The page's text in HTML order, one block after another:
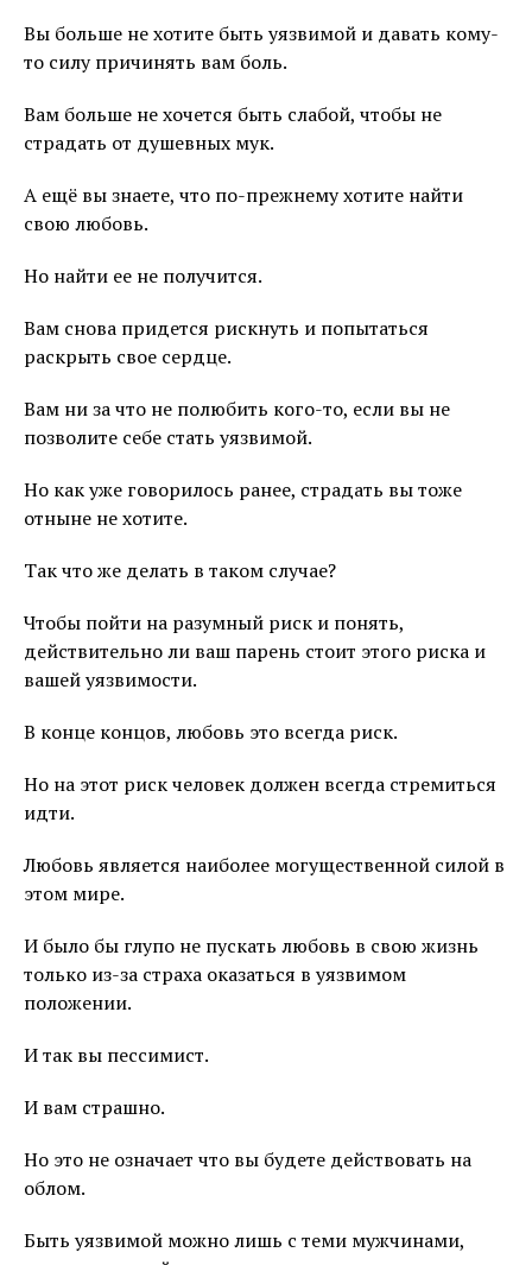
Вы больше не хотите быть уязвимой и давать кому-
то силу причинять вам боль.
Вам больше не хочется быть слабой, чтобы не
страдать от душевных мук.
А ещё вы знаете, что по-прежнему хотите найти
свою любовь.
Но найти ее не получится.
Вам снова придется рискнуть и попытаться
раскрыть свое сердце.
Вам ни за что не полюбить кого-то, если вы не
позволите себе стать уязвимой.
Но как уже говорилось ранее, страдать вы тоже
отныне не хотите.
Так что же делать в таком случае?
Чтобы пойти на разумный риск и понять,
действительно ли ваш парень стоит этого риска и
вашей уязвимости.
В конце концов, любовь это всегда риск.
Но на этот риск человек должен всегда стремиться
идти.
Любовь является наиболее могущественной силой в
этом мире.
И было бы глупо не пускать любовь в свою жизнь
только из-за страха оказаться в уязвимом
положении.
И так вы пессимист.
И вам страшно.
Но это не означает что вы будете действовать на
облом.
Быть уязвимой можно лишь с теми мужчинами,